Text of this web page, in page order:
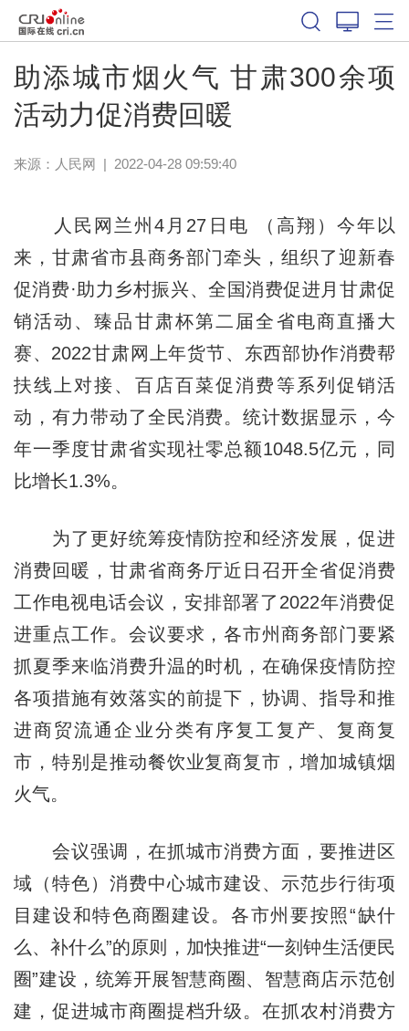
助添城市烟火气 甘肃300余项
活动力促消费回暖
来源： 人民网 | 2022-04-28 09:59:40
人民网兰州4月27日电 （高翔）今年以
来，甘肃省市县商务部门牵头，组织了迎新春
促消费·助力乡村振兴、全国消费促进月甘肃促
销活动、臻品甘肃杯第二届全省电商直播大
赛、2022甘肃网上年货节、东西部协作消费帮
扶线上对接、百店百菜促消费等系列促销活
动，有力带动了全民消费。统计数据显示，今
年一季度甘肃省实现社零总额1048.5亿元，同
比增长1.3%。
为了更好统筹疫情防控和经济发展，促进
消费回暖，甘肃省商务厅近日召开全省促消费
工作电视电话会议，安排部署了2022年消费促
进重点工作。会议要求，各市州商务部门要紧
抓夏季来临消费升温的时机，在确保疫情防控
各项措施有效落实的前提下，协调、指导和推
进商贸流通企业分类有序复工复产、复商复
市，特别是推动餐饮业复商复市，增加城镇烟
火气。
会议强调，在抓城市消费方面，要推进区
域（特色）消费中心城市建设、示范步行街项
目建设和特色商圈建设。各市州要按照“缺什
么、补什么”的原则，加快推进“一刻钟生活便民
圈”建设，统筹开展智慧商圈、智慧商店示范创
建，促进城市商圈提档升级。在抓农村消费方